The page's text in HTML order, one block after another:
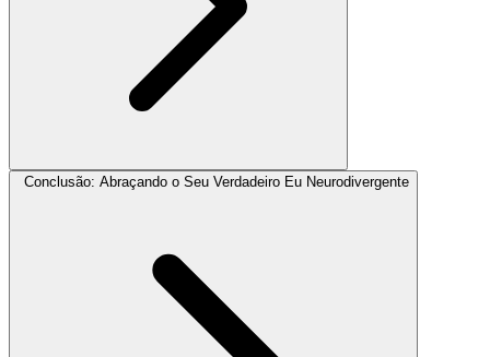
Conclusão: Abraçando o Seu Verdadeiro Eu Neurodivergente